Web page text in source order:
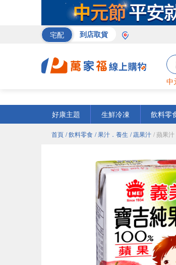
宅配 到店取貨
中
好康主題
生鮮冷凍 飲料零
首頁 / 飲料零食 / 果汁．養生 / 蔬果汁 / 蘋果汁